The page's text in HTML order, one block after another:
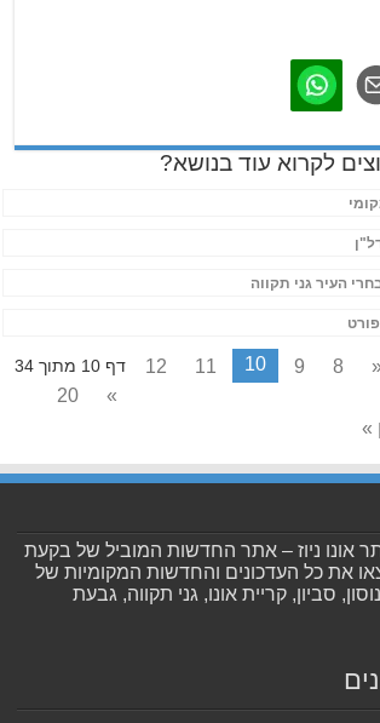
לקרוא עוד בנושא?
העיר גני תקווה
דף 10 מתוך 34 8
9
10
11
12
»
20
»
אונו ניוז – אתר החדשות המוביל של בקעת
את כל העדכונים והחדשות המקומיות של
סביון, קריית אונו, גני תקווה, גבעת